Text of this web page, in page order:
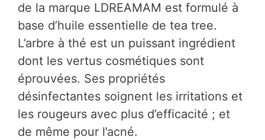
de la marque LDREAMAM est formulé à
base d’huile essentielle de tea tree.
L’arbre à thé est un puissant ingrédient
dont les vertus cosmétiques sont
éprouvées. Ses propriétés
désinfectantes soignent les irritations et
les rougeurs avec plus d’efficacité ; et
de même pour l’acné.